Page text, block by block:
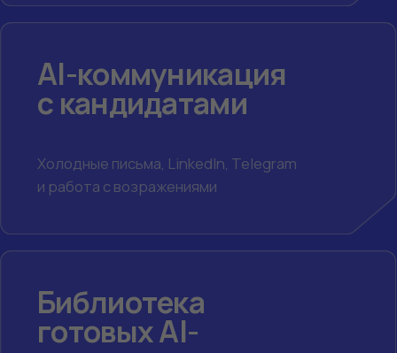
AI-агенты для
рекрутинга
Сорсинг, скрининг, коммуникация
и аналитика с помощью AI
Intelligence
AI-интервью и оценка
Подготовка вопросов, анализ ответов
и выявление рисков найма